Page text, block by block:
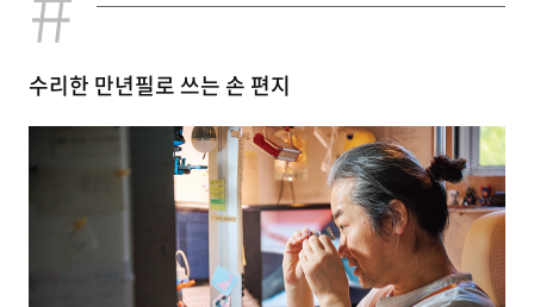
수리한 만년필로 쓰는 손 편지